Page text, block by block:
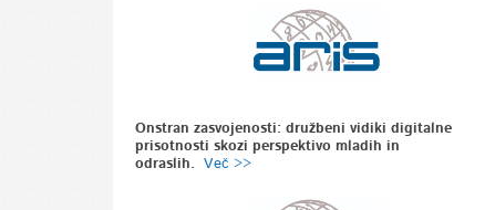
Onstran zasvojenosti: družbeni vidiki digitalne
prisotnosti skozi perspektivo mladih in
odraslih.
Več >>